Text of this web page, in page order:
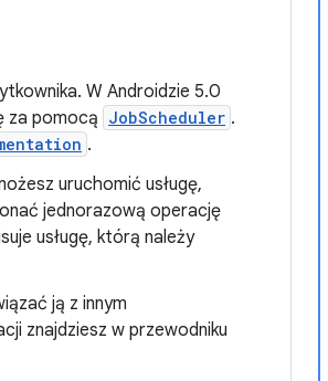
W Androidzie 5.0
za pomocą JobScheduler .
.
uruchomić usługę,
jednorazową operację
usługę, którą należy
ją z innym
znajdziesz w przewodniku